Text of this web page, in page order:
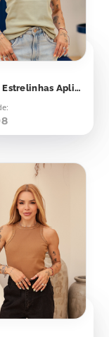
Regata Estrelinhas Aplicação